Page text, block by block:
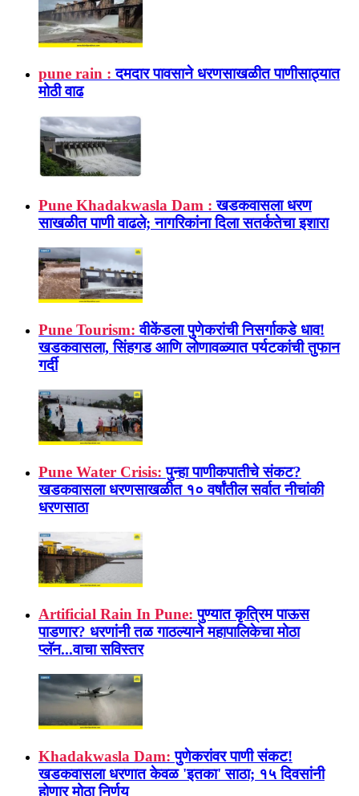
pune rain : दमदार पावसाने धरणसाखळीत पाणीसाठ्यात
मोठी वाढ
Pune Khadakwasla Dam : खडकवासला धरण
साखळीत पाणी वाढले; नागरिकांना दिला सतर्कतेचा इशारा
Pune Tourism: वीकेंडला पुणेकरांची निसर्गाकडे धाव!
खडकवासला, सिंहगड आणि लोणावळ्यात पर्यटकांची तुफान
गर्दी
Pune Water Crisis: पुन्हा पाणीकपातीचे संकट?
खडकवासला धरणसाखळीत १० वर्षांतील सर्वात नीचांकी
धरणसाठा
Artificial Rain In Pune: पुण्यात कृत्रिम पाऊस
पाडणार? धरणांनी तळ गाठल्याने महापालिकेचा मोठा
प्लॅन...वाचा सविस्तर
Khadakwasla Dam: पुणेकरांवर पाणी संकट!
खडकवासला धरणात केवळ 'इतका' साठा; १५ दिवसांनी
होणार मोठा निर्णय